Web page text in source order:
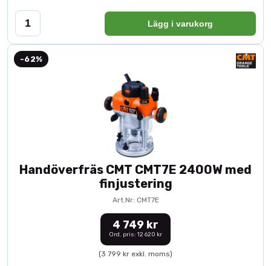
Lägg i varukorg
-62%
Handöverfräs CMT CMT7E 2400W med
finjustering
Art.Nr: CMT7E
4 749 kr
Ord. pris: 12 620 kr
(3 799 kr exkl. moms)